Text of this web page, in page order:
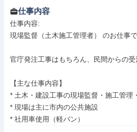
仕事内容
仕事内容:
現場監督（土木施工管理者） のお仕事で
官庁発注工事はもちろん、民間からの受
【主な仕事内容】
* 土木・建設工事の現場監督・施工管理
* 現場は主に市内の公共施設
* 社用車使用（軽バン）